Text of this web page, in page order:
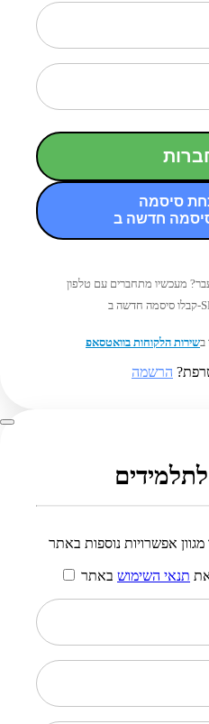
בשירות הלקוחות בוואטסאפ
הרשמה
אפשרויות נוספות באתר
תנאי השימוש באתר